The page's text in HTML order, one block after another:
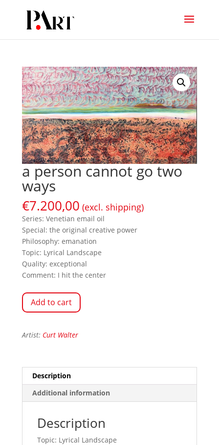
a person cannot go two
ways
€7.200,00 (excl. shipping)
Series: Venetian email oil
Special: the original creative power
Philosophy: emanation
Topic: Lyrical Landscape
Quality: exceptional
Comment: I hit the center
Add to cart
Artist: Curt Walter
Description
Additional information
Description
Topic: Lyrical Landscape